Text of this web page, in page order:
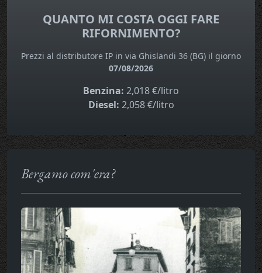
QUANTO MI COSTA OGGI FARE
RIFORNIMENTO?
Prezzi al distributore IP in via Ghislandi 36 (BG) il giorno
07/08/2026
Benzina: 2,018 €/litro
Diesel: 2,058 €/litro
Bergamo com'era?